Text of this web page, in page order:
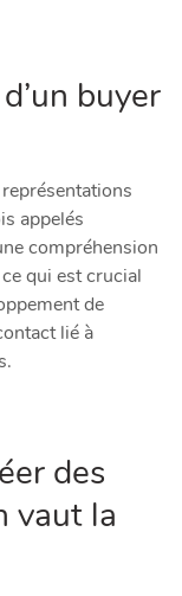
buyer
appelés
compréhension
qui est crucial
de
lié à
des
vaut la